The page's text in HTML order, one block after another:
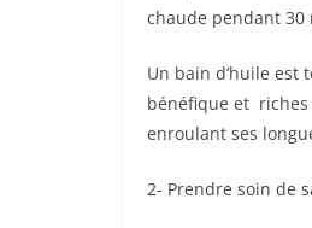
chaude pendant 30
Un bain d’huile est
bénéfique et riches
enroulant ses
2- Prendre soin de